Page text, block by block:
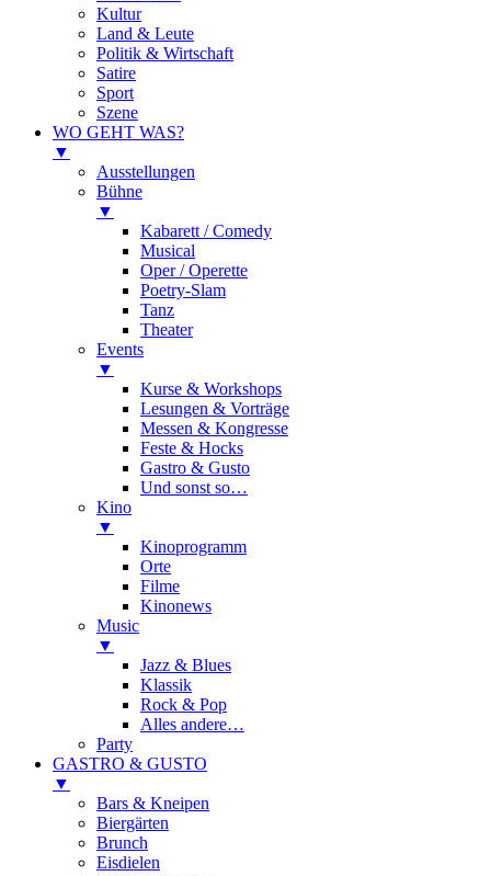
Kultur
Land & Leute
Politik & Wirtschaft
Satire
Sport
Szene
WO GEHT WAS?
▼
Ausstellungen
Bühne
▼
Kabarett / Comedy
Musical
Oper / Operette
Poetry-Slam
Tanz
Theater
Events
▼
Kurse & Workshops
Lesungen & Vorträge
Messen & Kongresse
Feste & Hocks
Gastro & Gusto
Und sonst so…
Kino
▼
Kinoprogramm
Orte
Filme
Kinonews
Music
▼
Jazz & Blues
Klassik
Rock & Pop
Alles andere…
Party
GASTRO & GUSTO
▼
Bars & Kneipen
Biergärten
Brunch
Eisdielen